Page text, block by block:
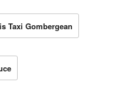
Taxi Gombergean